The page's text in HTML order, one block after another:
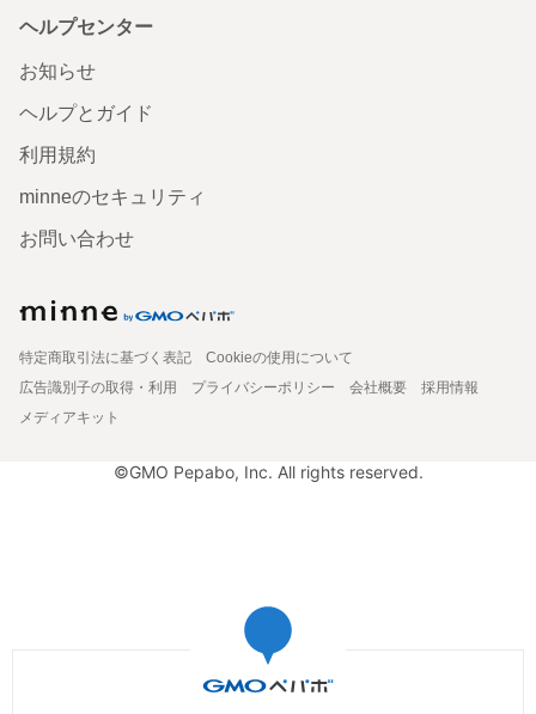
ヘルプセンター
お知らせ
ヘルプとガイド
利用規約
minneのセキュリティ
お問い合わせ
特定商取引法に基づく表記
Cookieの使用について
広告識別子の取得・利用
プライバシーポリシー 会社概要
採用情報
メディアキット
©GMO Pepabo, Inc. All rights reserved.